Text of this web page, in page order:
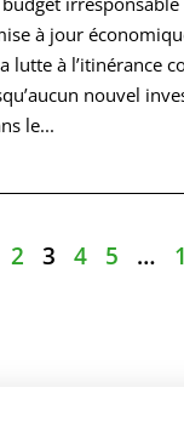
à jour
lutte à l’itinérance
nouvel
le...
2 3 4 5 …